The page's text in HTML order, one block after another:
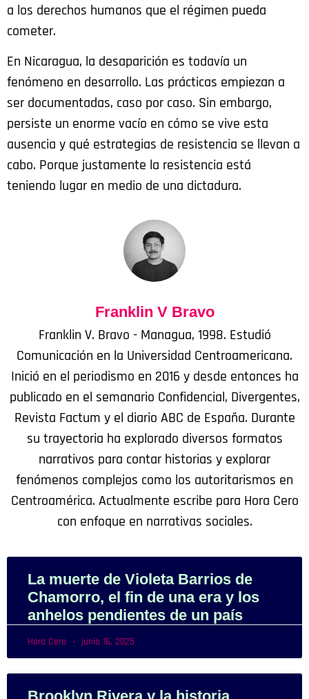
a los derechos humanos que el régimen pueda
cometer.
En Nicaragua, la desaparición es todavía un
fenómeno en desarrollo. Las prácticas empiezan a
ser documentadas, caso por caso. Sin embargo,
persiste un enorme vacío en cómo se vive esta
ausencia y qué estrategias de resistencia se llevan a
cabo. Porque justamente la resistencia está
teniendo lugar en medio de una dictadura.
Franklin V Bravo
Franklin V. Bravo - Managua, 1998. Estudió
Comunicación en la Universidad Centroamericana.
Inició en el periodismo en 2016 y desde entonces ha
publicado en el semanario Confidencial, Divergentes,
Revista Factum y el diario ABC de España. Durante
su trayectoria ha explorado diversos formatos
narrativos para contar historias y explorar
fenómenos complejos como los autoritarismos en
Centroamérica. Actualmente escribe para Hora Cero
con enfoque en narrativas sociales.
La muerte de Violeta Barrios de
Chamorro, el fin de una era y los
anhelos pendientes de un país
Hora Cero junio 16, 2025